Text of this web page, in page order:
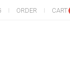
ORDER CART